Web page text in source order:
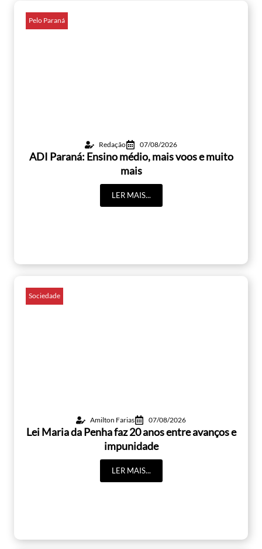
Pelo Paraná
Redação 07/08/2026
ADI Paraná: Ensino médio, mais voos e muito
mais
LER MAIS...
Sociedade
Amilton Farias 07/08/2026
Lei Maria da Penha faz 20 anos entre avanços e
impunidade
LER MAIS...